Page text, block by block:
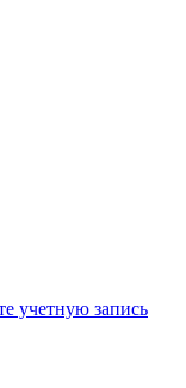
учетную запись